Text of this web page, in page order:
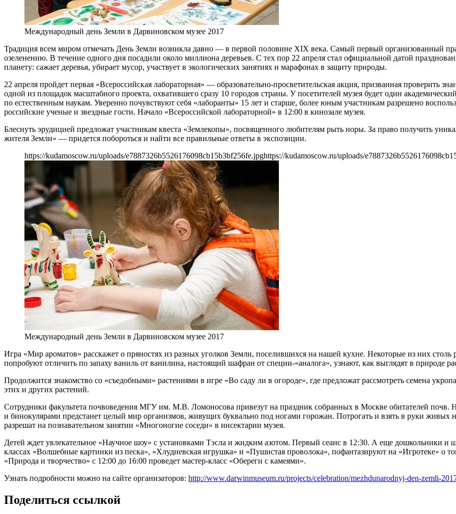
Международный день Земли в Дарвиновском музее 2017
Традиция всем миром отмечать День Земли возникла давно — в первой половине XIX века. Самый первый организованный
озеленению. В течение одного дня посадили около миллиона деревьев. С тех пор 22 апреля стал официальной датой
планету: сажает деревья, убирает мусор, участвует в экологических занятиях и марафонах в защиту природы.
22 апреля пройдет первая «Всероссийская лабораторная» — образовательно-просветительская акция, призванная проверить
одной из площадок масштабного проекта, охватившего сразу 10 городов страны. У посетителей музея будет один
по естественным наукам. Уверенно почувствуют себя «лаборанты» 15 лет и старше, более юным участникам разрешено
российские ученые и звездные гости. Начало «Всероссийской лабораторной» в 12:00 в кинозале музея.
Блеснуть эрудицией предложат участникам квеста «Землекопы», посвященного любителям рыть норы. За право получить
жителя Земли» — придется побороться и найти все правильные ответы в экспозиции.
https://kudamoscow.ru/uploads/e7887326b5526176098cb15b3bf256fe.jpghttps://kudamoscow.ru/uploads/
Международный день Земли в Дарвиновском музее 2017
Игра «Мир ароматов» расскажет о пряностях из разных уголков Земли, поселившихся на нашей кухне. Некоторые из них
попробуют отличить по запаху ваниль от ванилина, настоящий шафран от специи-«аналога», узнают, как выглядят в природе
Продолжится знакомство со «съедобными» растениями в игре «Во саду ли в огороде», где предложат рассмотреть семена
этих и других растений.
Сотрудники факультета почвоведения МГУ им. М.В. Ломоносова привезут на праздник собранных в Москве обитателей
и бинокулярами предстанет целый мир организмов, живущих буквально под ногами горожан. Потрогать и взять в руки
разрешат на познавательном занятии «Многоногие соседи» в инсектарии музея.
Детей ждет увлекательное «Научное шоу» с установками Тэсла и жидким азотом. Первый сеанс в 12:30. А еще дошкольники и
классах «Волшебные картинки из песка», «Хлудневская игрушка» и «Пушистая проволока», пофантазируют на «Игротеке» о
«Природа и творчество» с 12:00 до 16:00 проведет мастер-класс «Обереги с камеями».
Узнать подробности можно на сайте организаторов: http://www.darwinmuseum.ru/projects/celebration/mezhdunarodnyj-den-zemli-
Поделиться ссылкой